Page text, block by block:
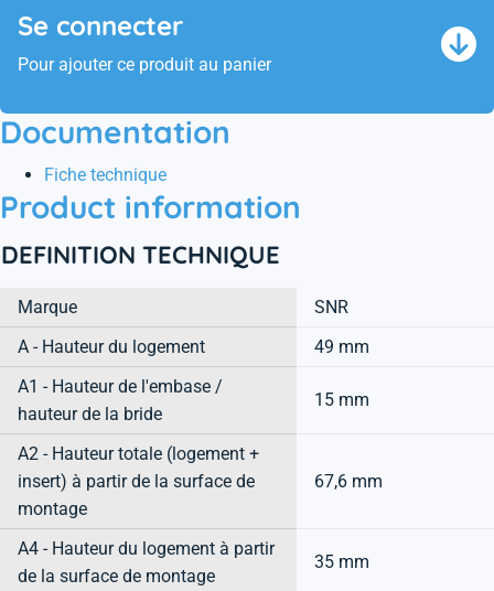
Se connecter
Pour ajouter ce produit au panier
Documentation
Fiche technique
Product information
DEFINITION TECHNIQUE
Marque
SNR
A - Hauteur du logement
49 mm
A1 - Hauteur de l'embase /
hauteur de la bride
15 mm
A2 - Hauteur totale (logement +
insert) à partir de la surface de
montage
67,6 mm
A4 - Hauteur du logement à partir
de la surface de montage
35 mm